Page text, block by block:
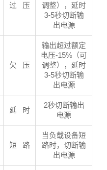
过 压
调整），延时
3-5秒切断输
出电源
欠 压
输出超过额定
电压-15%（可
调整），延时
3-5秒切断输
出电源
延 时
2秒切断输出
电源
短 路
当负载设备短
路时，切断输
出电源